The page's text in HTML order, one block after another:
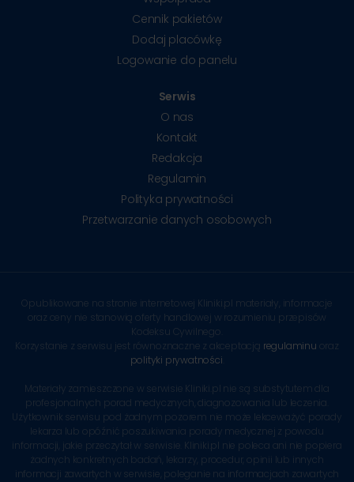
Cennik pakietów
Dodaj placówkę
Logowanie do panelu
Serwis
O nas
Kontakt
Redakcja
Regulamin
Polityka prywatności
Przetwarzanie danych osobowych
Opublikowane na stronie internetowej Kliniki.pl materiały, informacje
oraz ceny nie stanowią oferty handlowej w rozumieniu przepisów
Kodeksu Cywilnego.
Korzystanie z serwisu jest równoznaczne z akceptacją regulaminu oraz
polityki prywatności
Materiały zamieszczone w serwisie Kliniki.pl nie są substytutem dla
profesjonalnych porad medycznych, diagnozowania lub leczenia.
Użytkownik serwisu pod żadnym pozorem nie może lekceważyć porady
lekarza lub opóźnić poszukiwania porady medycznej z powodu
informacji, jakie przeczytał w serwisie. Kliniki.pl nie poleca ani nie popiera
żadnych konkretnych badań, lekarzy, procedur, opinii lub innych
informacji zawartych w serwisie, poleganie na informacjach zawartych